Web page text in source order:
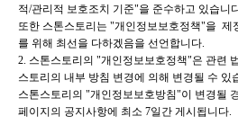
적/관리적 보호조치 기준"을 준수하고 있습니
또한 스톤스토리는 "개인정보보호정책"을 제
를 위해 최선을 다하겠음을 선언합니다.
2. 스톤스토리의 "개인정보보호정책"은 관련
스토리의 내부 방침 변경에 의해 변경될 수 있
스톤스토리의 "개인정보보호방침"이 변경될
페이지의 공지사항에 최소 7일간 게시됩니다.